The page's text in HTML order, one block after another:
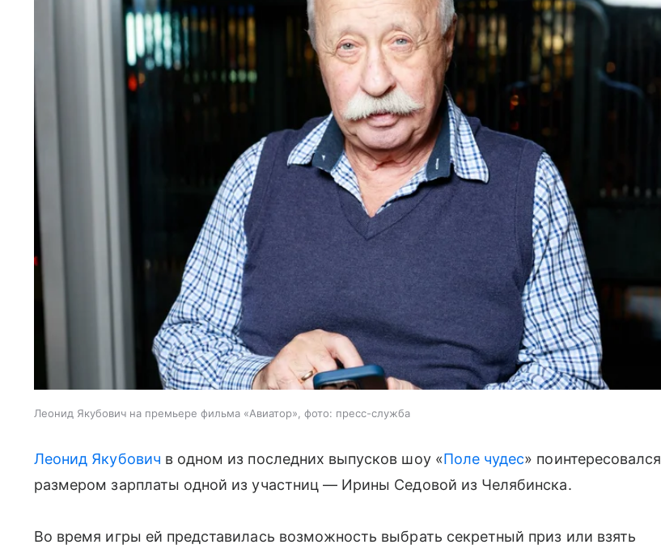
Леонид Якубович на премьере фильма «Авиатор», фото: пресс-служба
Леонид Якубович в одном из последних выпусков шоу «Поле чудес» поинтересовался
размером зарплаты одной из участниц — Ирины Седовой из Челябинска.
Во время игры ей представилась возможность выбрать секретный приз или взять